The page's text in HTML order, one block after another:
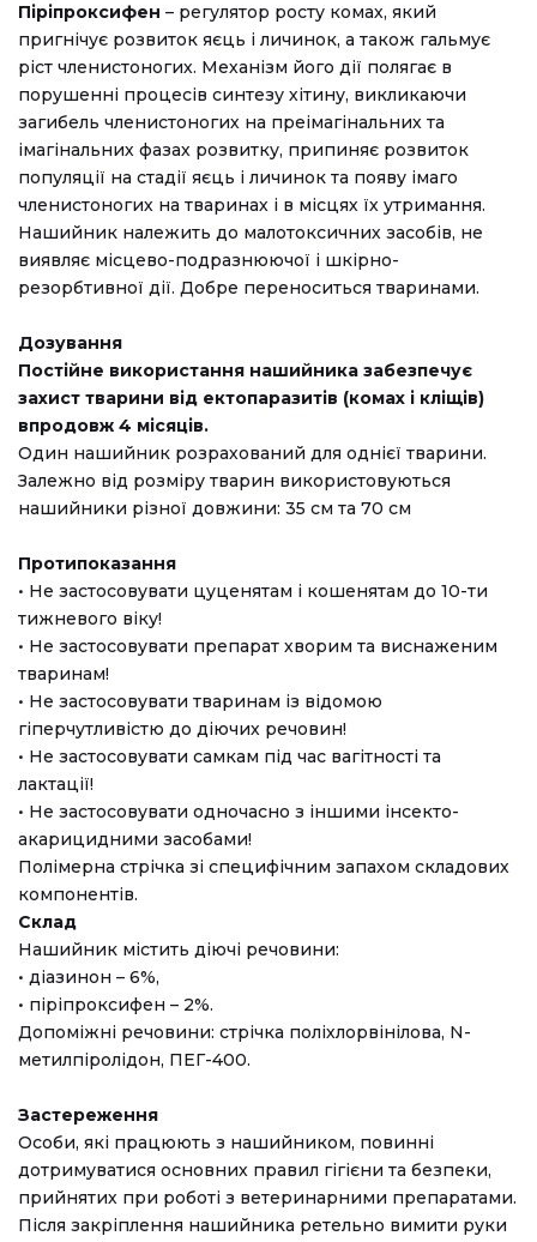
Піріпроксифен – регулятор росту комах, який
пригнічує розвиток яєць і личинок, а також гальмує
ріст членистоногих. Механізм його дії полягає в
порушенні процесів синтезу хітину, викликаючи
загибель членистоногих на преімагінальних та
імагінальних фазах розвитку, припиняє розвиток
популяції на стадії яєць і личинок та появу імаго
членистоногих на тваринах і в місцях їх утримання.
Нашийник належить до малотоксичних засобів, не
виявляє місцево-подразнюючої і шкірно-
резорбтивної дії. Добре переноситься тваринами.
Дозування
Постійне використання нашийника забезпечує
захист тварини від ектопаразитів (комах і кліщів)
впродовж 4 місяців.
Один нашийник розрахований для однієї тварини.
Залежно від розміру тварин використовуються
нашийники різної довжини: 35 см та 70 см
Протипоказання
• Не застосовувати цуценятам і кошенятам до 10-ти
тижневого віку!
• Не застосовувати препарат хворим та виснаженим
тваринам!
• Не застосовувати тваринам із відомою
гіперчутливістю до діючих речовин!
• Не застосовувати самкам під час вагітності та
лактації!
• Не застосовувати одночасно з іншими інсекто-
акарицидними засобами!
Полімерна стрічка зі специфічним запахом складових
компонентів.
Склад
Нашийник містить діючі речовини:
• діазинон – 6%,
• піріпроксифен – 2%.
Допоміжні речовини: стрічка поліхлорвінілова, N-
метилпіролідон, ПЕГ-400.
Застереження
Особи, які працюють з нашийником, повинні
дотримуватися основних правил гігієни та безпеки,
прийнятих при роботі з ветеринарними препаратами.
Після закріплення нашийника ретельно вимити руки